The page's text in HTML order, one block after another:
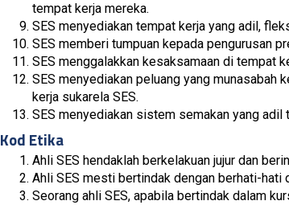
tempat kerja mereka.
SES menyediakan tempat kerja yang adil,
SES memberi tumpuan kepada pengurusan
SES menggalakkan kesaksamaan di tempat
SES menyediakan peluang yang munasabah
kerja sukarela SES.
SES menyediakan sistem semakan yang
Kod Etika
Ahli SES hendaklah berkelakuan jujur dan
Ahli SES mesti bertindak dengan berhati-hati
Seorang ahli SES, apabila bertindak dalam